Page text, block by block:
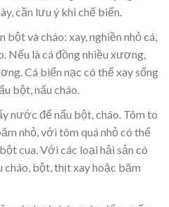
cần lưu ý khi chế biến.
bột và cháo: xay, nghiền nhỏ cá,
Nếu là cá đồng nhiều xương,
Cá biển nạc có thể xay sống
bột, nấu cháo.
nước để nấu bột, cháo. Tôm to
nhỏ, với tôm quá nhỏ có thể
cua. Với các loại hải sản có
cháo, bột, thịt xay hoặc băm